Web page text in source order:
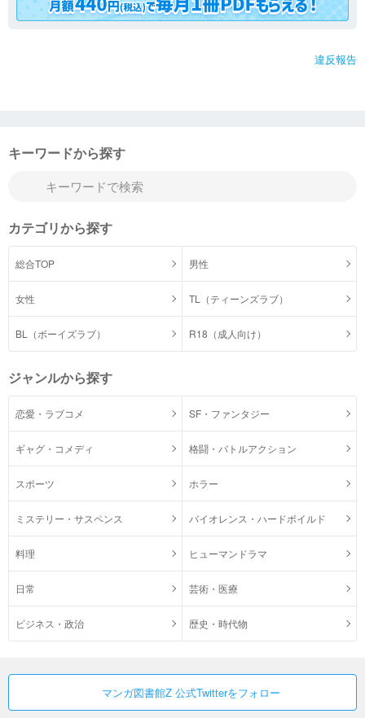
違反報告
キーワードから探す
カテゴリから探す
総合TOP 男性
女性 TL（ティーンズラブ）
BL（ボーイズラブ） R18（成人向け）
ジャンルから探す
恋愛・ラブコメ SF・ファンタジー
ギャグ・コメディ 格闘・バトルアクション
スポーツ ホラー
ミステリー・サスペンス バイオレンス・ハードボイルド
料理 ヒューマンドラマ
日常 芸術・医療
ビジネス・政治 歴史・時代物
マンガ図書館Z 公式Twitterをフォロー